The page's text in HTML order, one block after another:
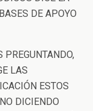
DE APOYO
LAS
ESTOS
DICIENDO